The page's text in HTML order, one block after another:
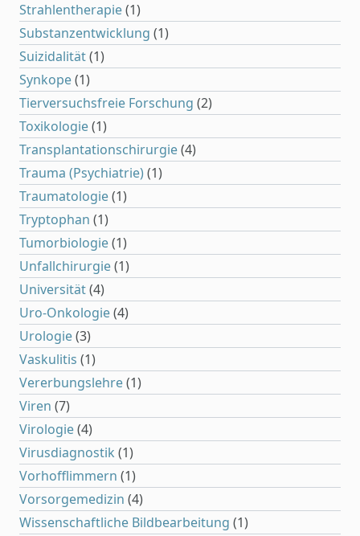
Strahlentherapie(1)
Substanzentwicklung (1)
Suizidalität(1)
Synkope(1)
Tierversuchsfreie Forschung (2)
Toxikologie(1)
Transplantationschirurgie(4)
Trauma (Psychiatrie)(1)
Traumatologie(1)
Tryptophan (1)
Tumorbiologie(1)
Unfallchirurgie(1)
Universität(4)
Uro-Onkologie(4)
Urologie(3)
Vaskulitis (1)
Vererbungslehre(1)
Viren (7)
Virologie(4)
Virusdiagnostik (1)
Vorhofflimmern (1)
Vorsorgemedizin (4)
Wissenschaftliche Bildbearbeitung (1)